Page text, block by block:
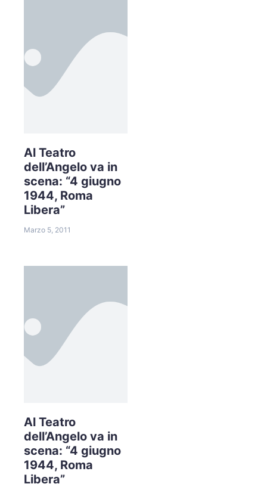
Al Teatro
dell’Angelo va in
scena: “4 giugno
1944, Roma
Libera”
Marzo 5, 2011
Al Teatro
dell’Angelo va in
scena: “4 giugno
1944, Roma
Libera”